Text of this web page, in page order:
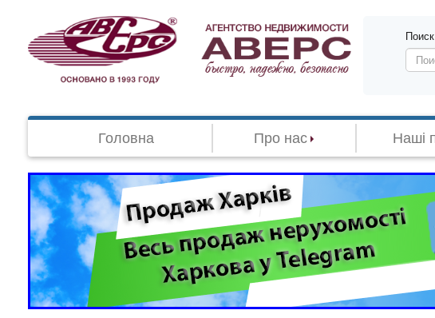
Головна Про нас Наші